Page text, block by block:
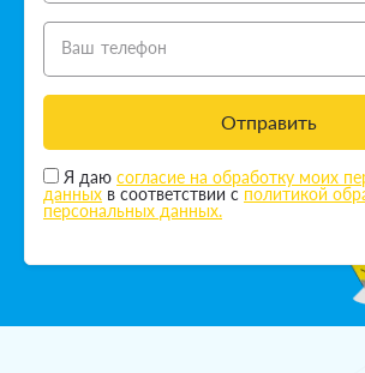
Ваш телефон
Отправить
Я даю согласие на обработку моих
данных в соответствии с политикой
персональных данных.